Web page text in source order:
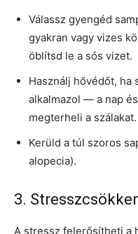
Válassz gyengéd
gyakran vagy vizes
öblítsd le a sós vizet.
Használj hővédőt, ha
alkalmazol — a nap
megterheli a szálakat.
Kerüld a túl szoros
alopecia).
3.
A stressz felerősítheti a